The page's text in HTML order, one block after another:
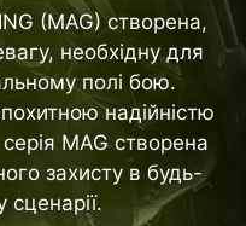
(MAG) створена,
необхідну для
полі бою.
надійністю
MAG створена
захисту в будь-
сценарії.